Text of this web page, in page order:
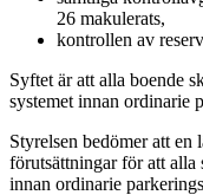
26 makulerats,
kontrollen av
Syftet är att alla boende
systemet innan ordinarie
Styrelsen bedömer att en
förutsättningar för att alla
innan ordinarie